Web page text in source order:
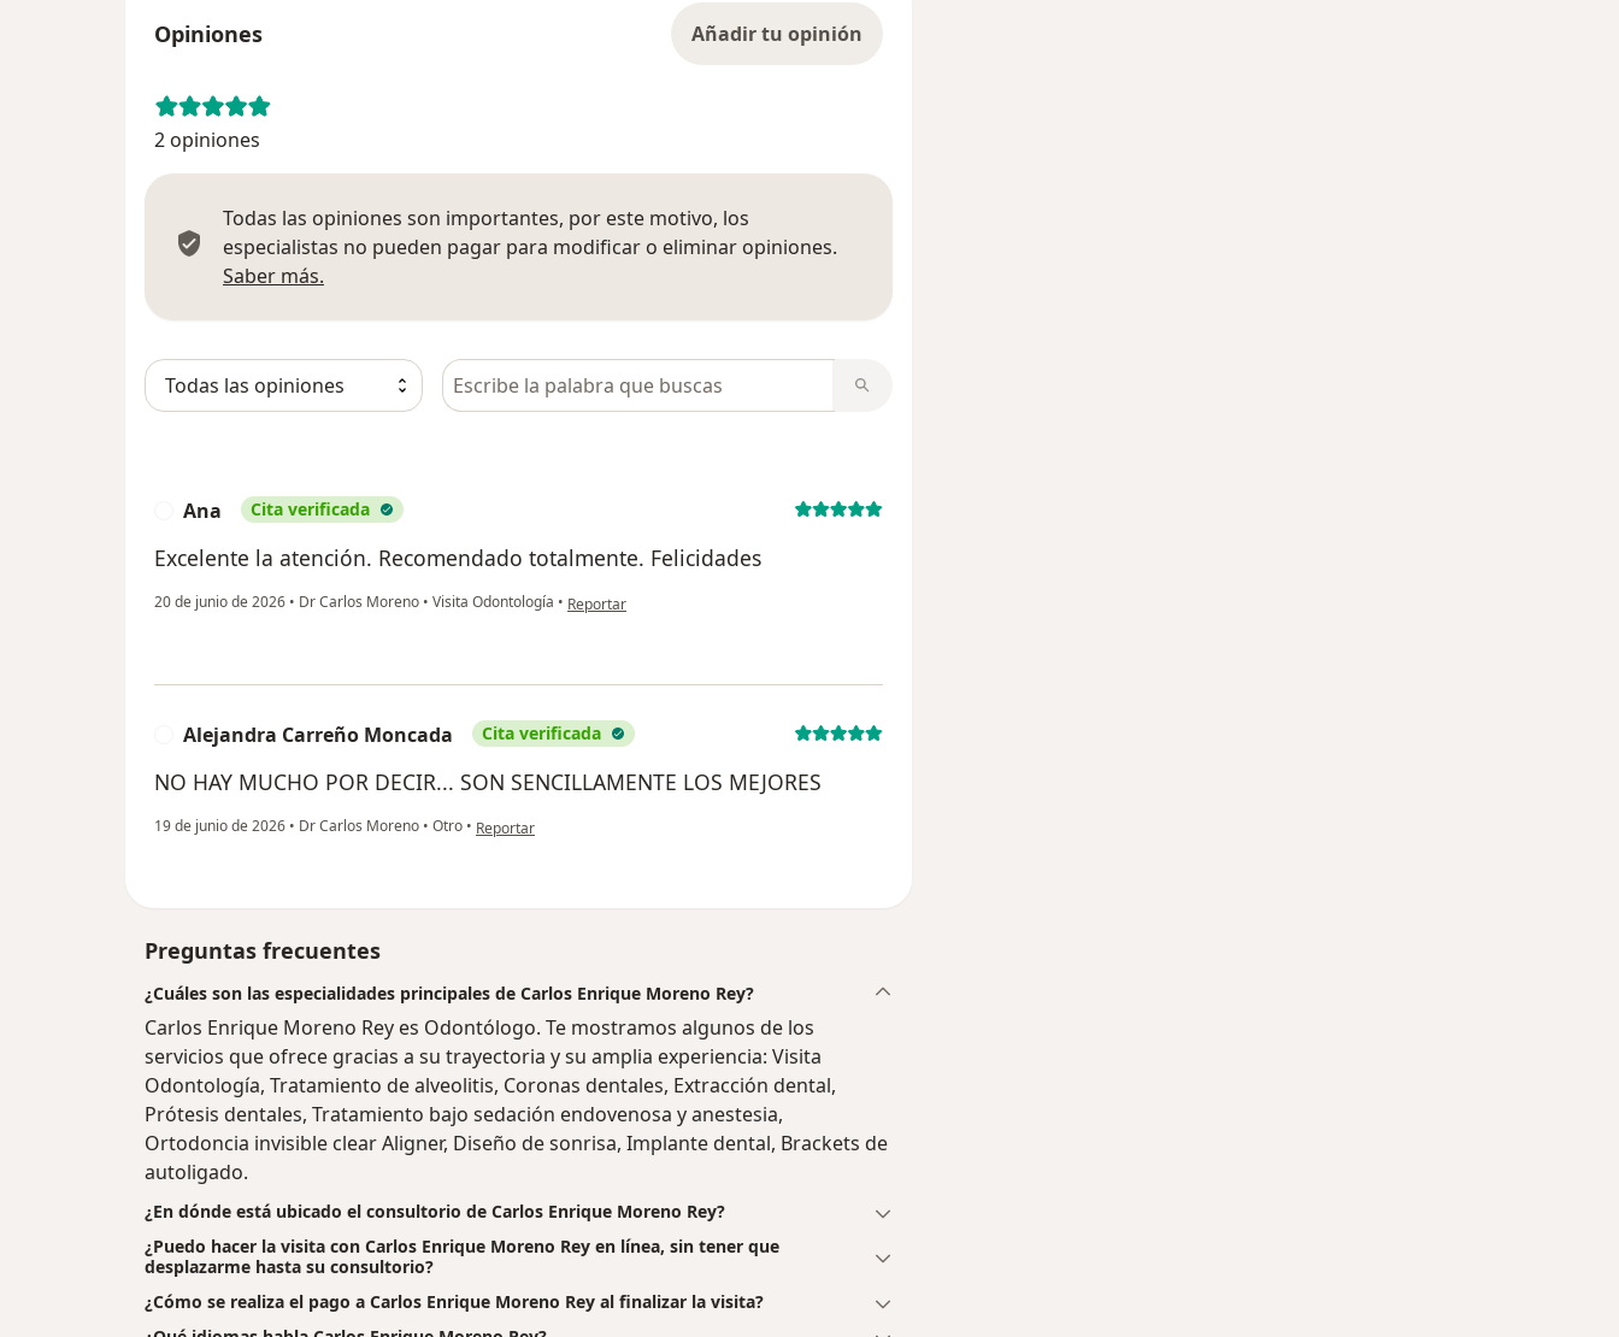
Opiniones Añadir tu opinión
2 opiniones
Todas las opiniones son importantes, por este motivo, los
especialistas no pueden pagar para modificar o eliminar opiniones.
Saber más.
Busca en opiniones
Ana Cita verificada
Excelente la atención. Recomendado totalmente. Felicidades
20 de junio de 2026 • Dr Carlos Moreno • Visita Odontología • en opinión del usuario Ana
Reportar
Alejandra Carreño Moncada Cita verificada
NO HAY MUCHO POR DECIR... SON SENCILLAMENTE LOS MEJORES
19 de junio de 2026 • Dr Carlos Moreno • Otro • en opinión del usuario Alejandra Carreño Moncada
Reportar
Preguntas frecuentes
¿Cuáles son las especialidades principales de Carlos Enrique Moreno Rey?
Carlos Enrique Moreno Rey es Odontólogo. Te mostramos algunos de los
servicios que ofrece gracias a su trayectoria y su amplia experiencia: Visita
Odontología, Tratamiento de alveolitis, Coronas dentales, Extracción dental,
Prótesis dentales, Tratamiento bajo sedación endovenosa y anestesia,
Ortodoncia invisible clear Aligner, Diseño de sonrisa, Implante dental, Brackets de
autoligado.
¿En dónde está ubicado el consultorio de Carlos Enrique Moreno Rey?
¿Puedo hacer la visita con Carlos Enrique Moreno Rey en línea, sin tener que
desplazarme hasta su consultorio?
¿Cómo se realiza el pago a Carlos Enrique Moreno Rey al finalizar la visita?